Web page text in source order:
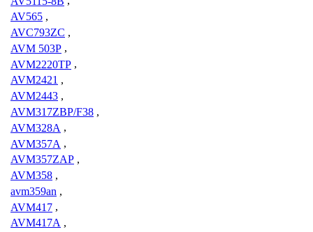
AV565 ,
AVC793ZC ,
AVM 503P ,
AVM2220TP ,
AVM2421 ,
AVM2443 ,
AVM317ZBP/F38 ,
AVM328A ,
AVM357A ,
AVM357ZAP ,
AVM358 ,
avm359an ,
AVM417 ,
AVM417A ,